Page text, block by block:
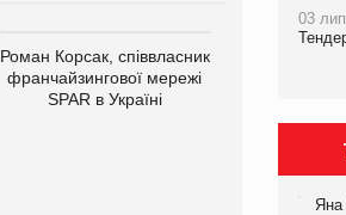
Роман Корсак, співвласник
франчайзингової мережі
SPAR в Україні
03
Яна